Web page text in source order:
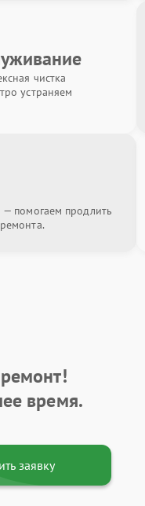
чистка
устраняем
— помогаем продлить
время.
заявку